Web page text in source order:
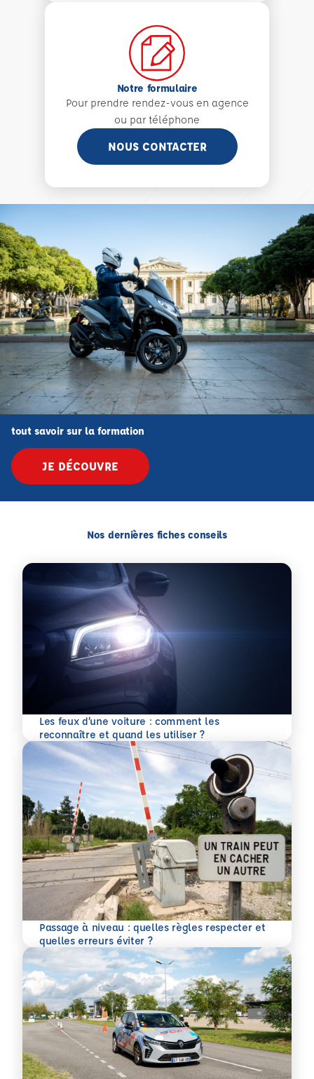
Notre formulaire
Pour prendre rendez-vous en agence
ou par téléphone
NOUS CONTACTER
tout savoir sur la formation
JE DÉCOUVRE
Nos dernières fiches conseils
Les feux d’une voiture : comment les
reconnaître et quand les utiliser ?
En savoir plus
Passage à niveau : quelles règles respecter et
quelles erreurs éviter ?
En savoir plus